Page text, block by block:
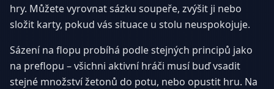
hry. Můžete vyrovnat sázku soupeře, zvýšit ji nebo
složit karty, pokud vás situace u stolu neuspokojuje.
Sázení na flopu probíhá podle stejných principů jako
na preflopu – všichni aktivní hráči musí buď vsadit
stejné množství žetonů do potu, nebo opustit hru. Na